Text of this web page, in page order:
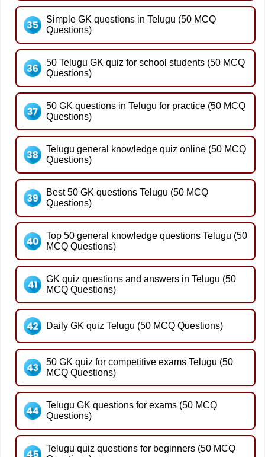
Simple GK questions in Telugu (50 MCQ
Questions)
50 Telugu GK quiz for school students (50 MCQ
Questions)
50 GK questions in Telugu for practice (50 MCQ
Questions)
Telugu general knowledge quiz online (50 MCQ
Questions)
Best 50 GK questions Telugu (50 MCQ
Questions)
Top 50 general knowledge questions Telugu (50
MCQ Questions)
GK quiz questions and answers in Telugu (50
MCQ Questions)
Daily GK quiz Telugu (50 MCQ Questions)
50 GK quiz for competitive exams Telugu (50
MCQ Questions)
Telugu GK questions for exams (50 MCQ
Questions)
Telugu quiz questions for beginners (50 MCQ